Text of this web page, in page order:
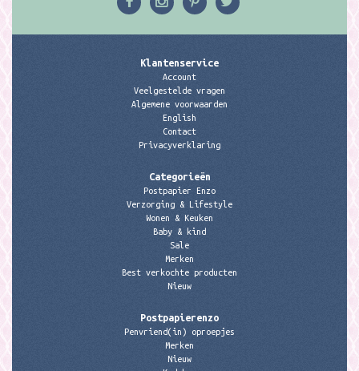
Klantenservice
Account
Veelgestelde vragen
Algemene voorwaarden
English
Contact
Privacyverklaring
Categorieën
Postpapier Enzo
Verzorging & Lifestyle
Wonen & Keuken
Baby & kind
Sale
Merken
Best verkochte producten
Nieuw
Postpapierenzo
Penvriend(in) oproepjes
Merken
Nieuw